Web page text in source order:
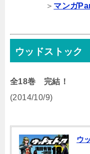
＞ マンガ
ウッドストック
全18巻 完結！
(2014/10/9)
ウ